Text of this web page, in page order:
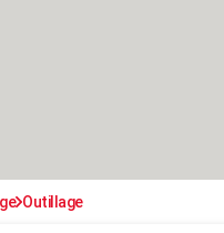
Outillage